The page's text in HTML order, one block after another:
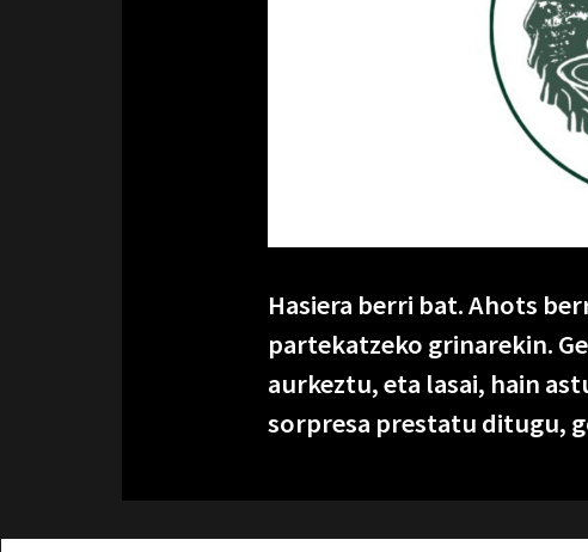
Hasiera berri bat. Ahots
partekatzeko grinarekin.
aurkeztu, eta lasai, hain
sorpresa prestatu ditugu,